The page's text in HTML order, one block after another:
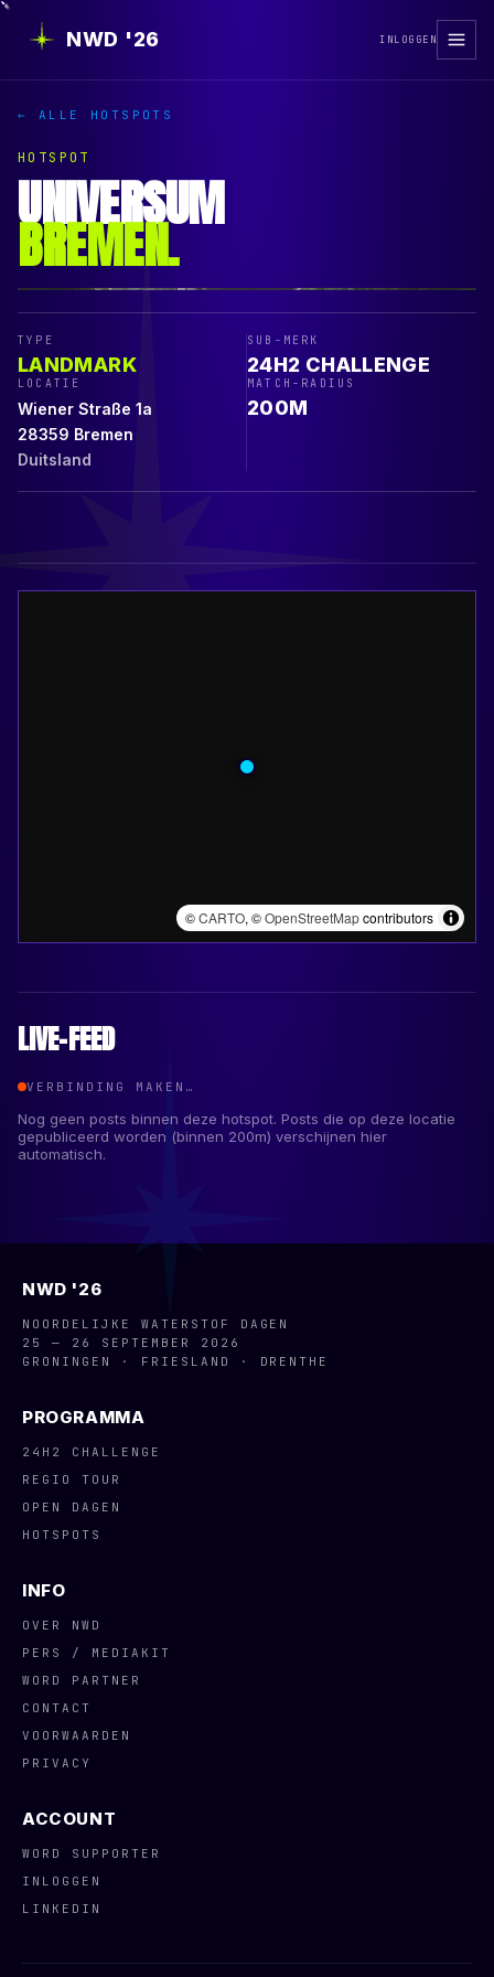
NWD '26 INLOGGEN
← ALLE HOTSPOTS
HOTSPOT
UNIVERSUM
BREMEN.
TYPE
LANDMARK
SUB-MERK
24H2 CHALLENGE
LOCATIE
Wiener Straße 1a
28359 Bremen
Duitsland
MATCH-RADIUS
200M
©CARTO, ©OpenStreetMapcontributors
LIVE-FEED
VERBINDING MAKEN…
Nog geen posts binnen deze hotspot. Posts die op deze locatie
gepubliceerd worden (binnen 200m) verschijnen hier
automatisch.
NWD '26
NOORDELIJKE WATERSTOF DAGEN
25 — 26 SEPTEMBER 2026
GRONINGEN · FRIESLAND · DRENTHE
PROGRAMMA
24H2 CHALLENGE
REGIO TOUR
OPEN DAGEN
HOTSPOTS
INFO
OVER NWD
PERS / MEDIAKIT
WORD PARTNER
CONTACT
VOORWAARDEN
PRIVACY
ACCOUNT
WORD SUPPORTER
INLOGGEN
LINKEDIN